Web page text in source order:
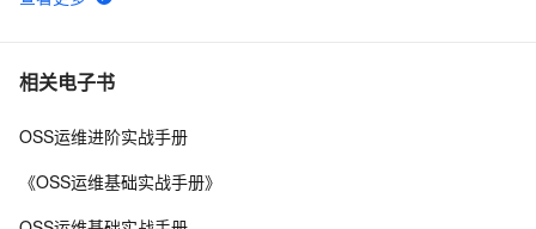
相关电子书
OSS运维进阶实战手册
《OSS运维基础实战手册》